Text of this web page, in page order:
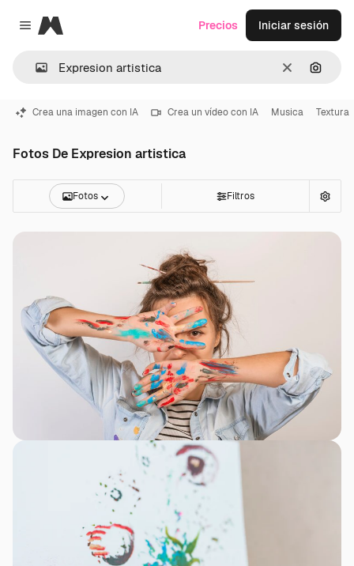
Close menu
Magnific
Borrar
Precios Iniciar sesión
Crea una imagen con IA Crea un vídeo con IA Musica Textura
Fotos De Expresion artistica
Fotos Filtros